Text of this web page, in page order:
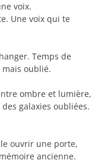
voix.
Une voix qui te
Temps de
oublié.
ombre et lumière,
galaxies oubliées.
ouvrir une porte,
ancienne.